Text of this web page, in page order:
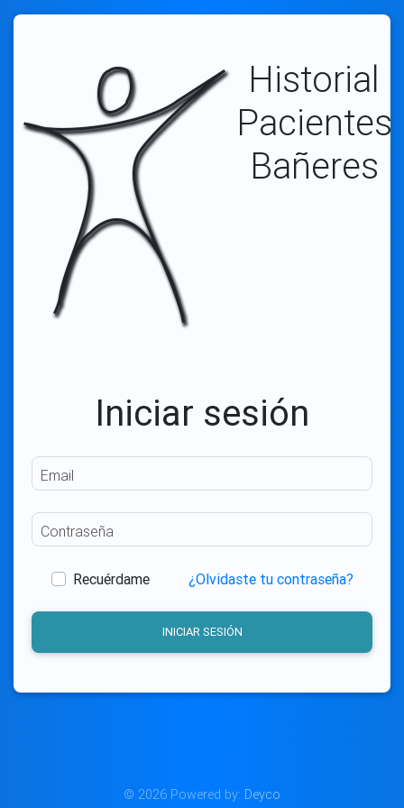
Historial
Pacientes
Bañeres
Iniciar sesión
Email
Contraseña
Recuérdame ¿Olvidaste tu contraseña?
INICIAR SESIÓN
© 2026 Powered by: Deyco